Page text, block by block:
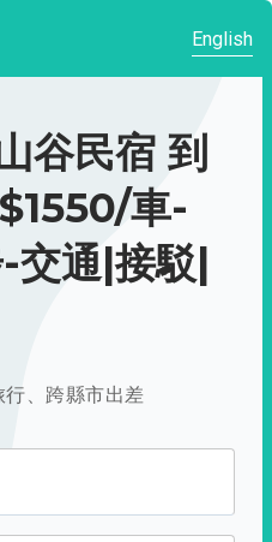
English
谷民宿 到
車-
通|接駁|
、跨縣市出差